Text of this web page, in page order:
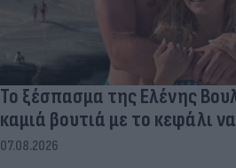
Το ξέσπασμα της Ελένης
καμιά βουτιά με το κεφάλι
07.08.2026